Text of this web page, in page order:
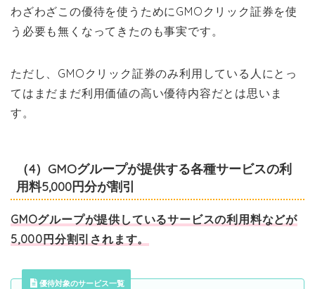
わざわざこの優待を使うためにGMOクリック証券を使
う必要も無くなってきたのも事実です。
ただし、GMOクリック証券のみ利用している人にとっ
てはまだまだ利用価値の高い優待内容だとは思いま
す。
（4）GMOグループが提供する各種サービスの利
用料5,000円分が割引
GMOグループが提供しているサービスの利用料などが
5,000円分割引されます。
優待対象のサービス一覧